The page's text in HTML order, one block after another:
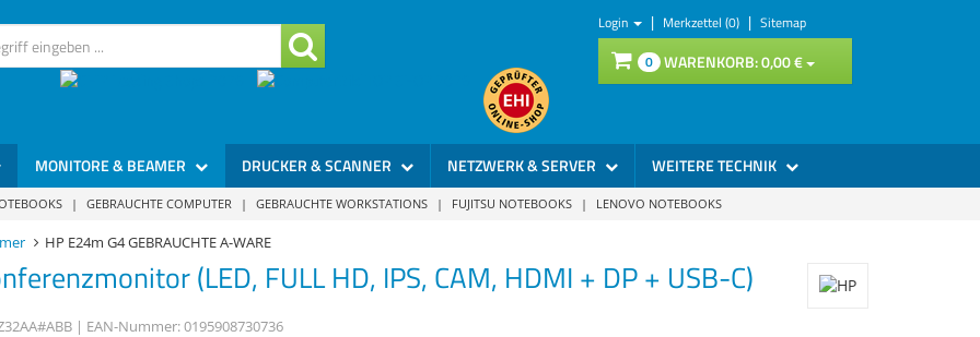
Login | Merkzettel (0) | Sitemap
0 WARENKORB:0,00€
MONITORE & BEAMER DRUCKER & SCANNER NETZWERK & SERVER WEITERE TECHNIK
| GEBRAUCHTE COMPUTER | GEBRAUCHTE WORKSTATIONS | FUJITSU NOTEBOOKS | LENOVO NOTEBOOKS
HP E24m G4 GEBRAUCHTE A-WARE
(LED, FULL HD, IPS, CAM, HDMI + DP + USB-C)
| EAN-Nummer:0195908730736